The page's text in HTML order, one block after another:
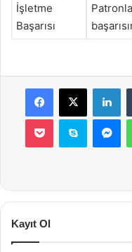
İşletme
Başarısı
Facebook
X
Pocket Skype
Kayıt Ol